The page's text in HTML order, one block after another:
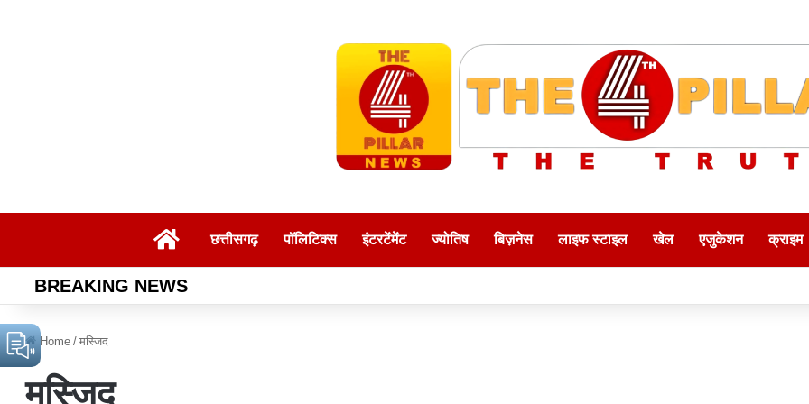
Homeछत्तीसगढ़ पॉलिटिक्स इंटरटेंमेंट ज्योतिष बिज़नेस लाइफ स्टाइल खेल एजुकेशन क्राइम
BREAKING NEWS
Home / मस्जिद
मस्जिद